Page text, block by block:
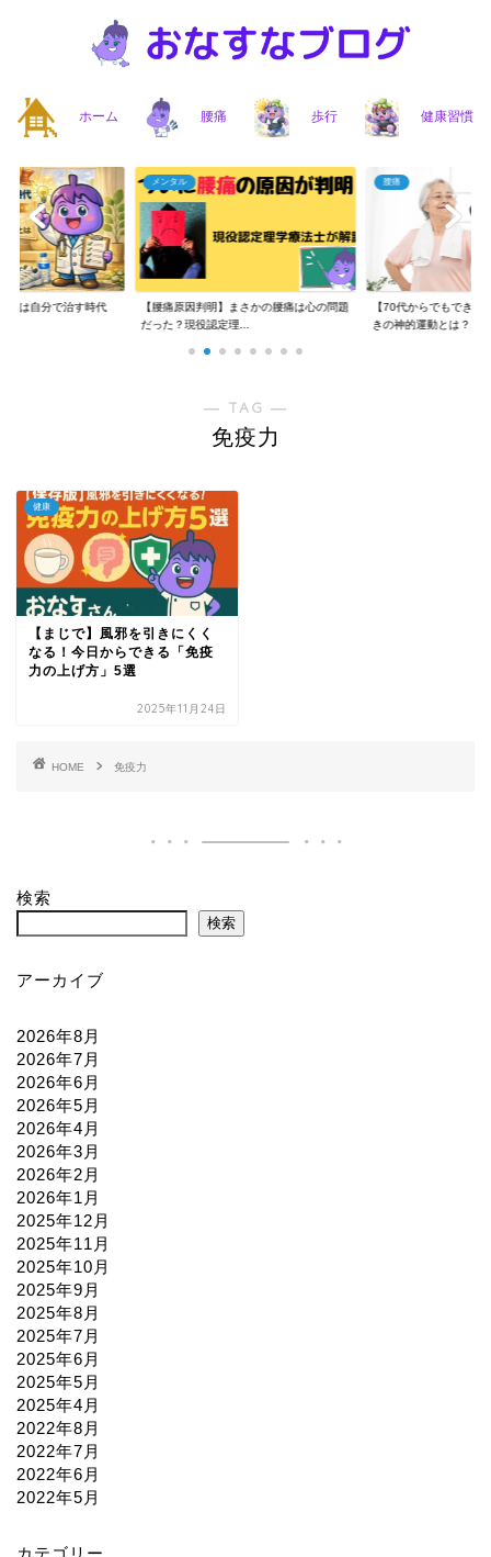
ホーム 腰痛 歩行 健康習慣
痛は自分で治す時代
メンタル
【腰痛原因判明】まさかの腰痛は心の問題
だった？現役認定理...
腰痛
【70代からでもできる
きの神的運動とは？...
― TAG ―
免疫力
健康
【まじで】風邪を引きにくく
なる！今日からできる「免疫
力の上げ方」5選
2025年11月24日
HOME 免疫力
検索
検索
アーカイブ
2026年8月
2026年7月
2026年6月
2026年5月
2026年4月
2026年3月
2026年2月
2026年1月
2025年12月
2025年11月
2025年10月
2025年9月
2025年8月
2025年7月
2025年6月
2025年5月
2025年4月
2022年8月
2022年7月
2022年6月
2022年5月
カテゴリー